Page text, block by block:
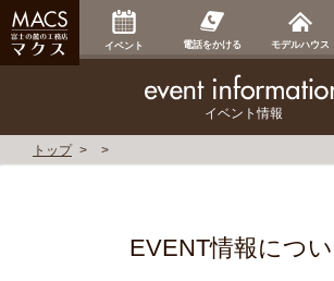
イベント 電話をかける モデルハウス
イベント情報
トップ
EVENT情報につ